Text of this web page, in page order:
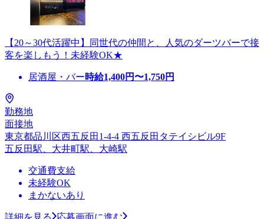
【20～30代活躍中】同世代の仲間と、人気のダーツバーで接
客を楽しもう！未経験OK★
居酒屋・バー時給1,400円〜1,750円
勤務地
面接地
東京都品川区西五反田1-4-4 西五反田タテイシビル9F
五反田駅、大井町駅、大崎駅
交通費支給
未経験OK
まかないあり
詳細を見る
応募画面に進む